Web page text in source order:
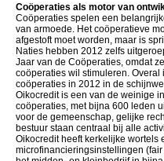
Coöperaties als motor van
Coöperaties spelen een
van armoede. Het coöperatieve
afgestoft moet worden, maar is
Naties hebben 2012 zelfs
Jaar van de Coöperaties, omdat
coöperaties wil stimuleren. Overal
coöperaties in 2012 in de
Oikocredit is een van de weinige
coöperaties, met bijna 600 leden
voor de gemeenschap, gelijke
bestuur staan centraal bij alle
Oikocredit heeft kerkelijke wortels
microfinancieringsinstellingen